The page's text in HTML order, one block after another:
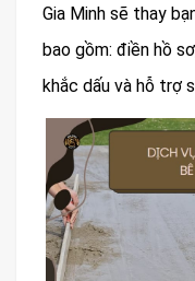
Gia Minh sẽ thay
bao gồm: điền hồ
khắc dấu và hỗ trợ